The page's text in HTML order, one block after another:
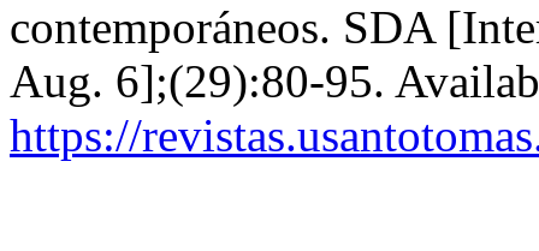
contemporáneos. SDA
Aug. 6];(29):80-95.
https://